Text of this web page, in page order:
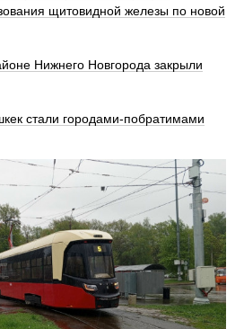
щитовидной железы по новой
Нижнего Новгорода закрыли
стали городами-побратимами